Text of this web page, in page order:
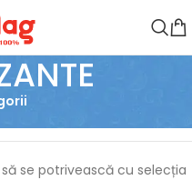
se potrivească cu selecția